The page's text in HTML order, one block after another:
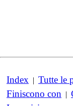
Index | Tutte le
Finiscono con |